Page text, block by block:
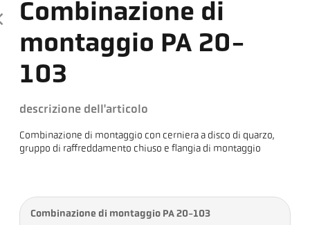
Combinazione di
montaggio PA 20-
103
descrizione dell'articolo
Combinazione di montaggio con cerniera a disco di quarzo,
gruppo di raffreddamento chiuso e flangia di montaggio
Combinazione di montaggio PA 20-103